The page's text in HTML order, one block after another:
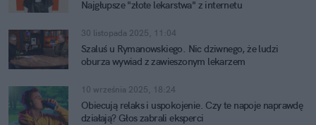
Najgłupsze "złote lekarstwa" z internetu
30 listopada 2025, 11:04
Szaluś u Rymanowskiego. Nic dziwnego, że ludzi
oburza wywiad z zawieszonym lekarzem
10 września 2025, 18:24
Obiecują relaks i uspokojenie. Czy te napoje naprawdę
działają? Głos zabrali eksperci